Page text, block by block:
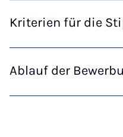
Kriterien für die
Ablauf der